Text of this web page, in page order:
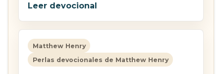
Leer devocional
Matthew Henry
Perlas devocionales de Matthew Henry